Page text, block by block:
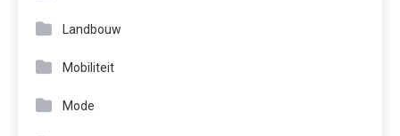
Landbouw
Mobiliteit
Mode